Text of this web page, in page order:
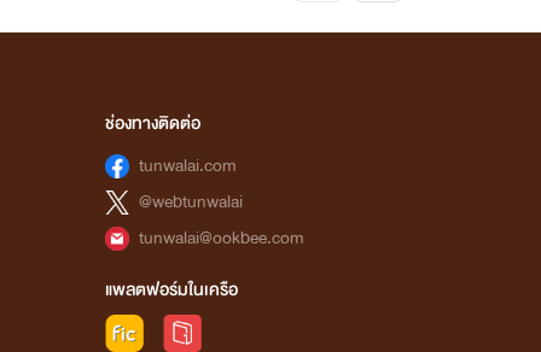
ช่องทางติดต่อ
tunwalai.com
@webtunwalai
tunwalai@ookbee.com
แพลตฟอร์มในเครือ